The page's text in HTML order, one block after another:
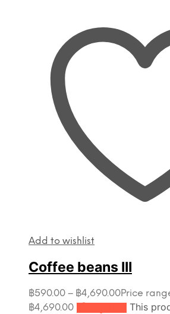
Add to wishlist
Coffee beans III
฿590.00 – ฿4,690.00Price
฿4,690.00
This